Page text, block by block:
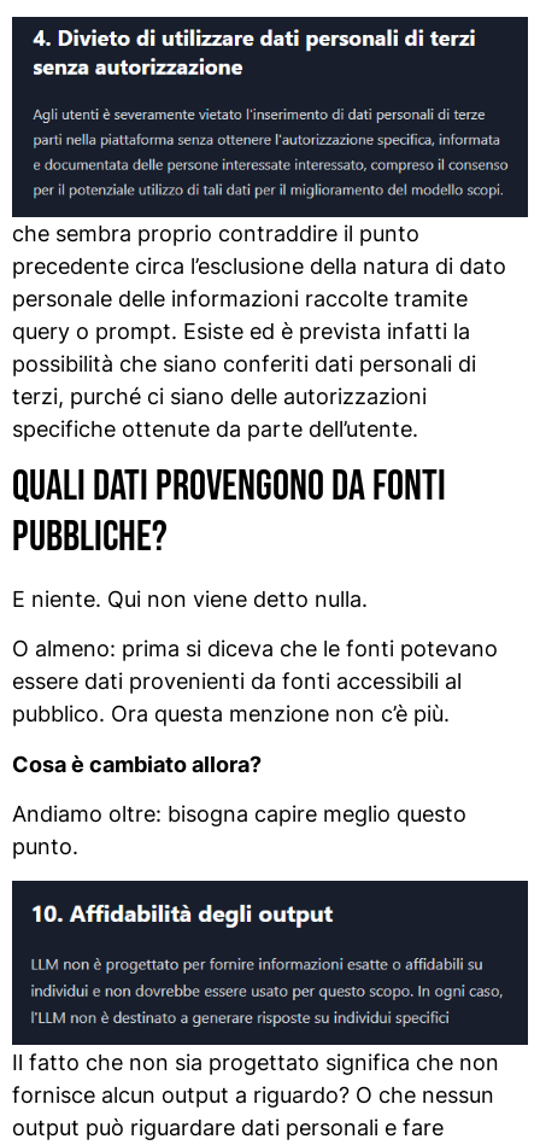
che sembra proprio contraddire il punto
precedente circa l’esclusione della natura di dato
personale delle informazioni raccolte tramite
query o prompt. Esiste ed è prevista infatti la
possibilità che siano conferiti dati personali di
terzi, purché ci siano delle autorizzazioni
specifiche ottenute da parte dell’utente.
Quali dati provengono da fonti
pubbliche?
E niente. Qui non viene detto nulla.
O almeno: prima si diceva che le fonti potevano
essere dati provenienti da fonti accessibili al
pubblico. Ora questa menzione non c’è più.
Cosa è cambiato allora?
Andiamo oltre: bisogna capire meglio questo
punto.
Il fatto che non sia progettato significa che non
fornisce alcun output a riguardo? O che nessun
output può riguardare dati personali e fare